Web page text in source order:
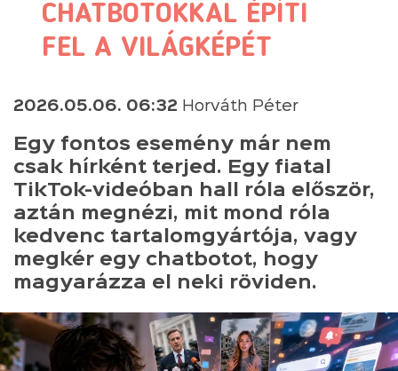
CHATBOTOKKAL ÉPÍTI
FEL A VILÁGKÉPÉT
2026.05.06. 06:32 Horváth Péter
Egy fontos esemény már nem
csak hírként terjed. Egy fiatal
TikTok-videóban hall róla először,
aztán megnézi, mit mond róla
kedvenc tartalomgyártója, vagy
megkér egy chatbotot, hogy
magyarázza el neki röviden.